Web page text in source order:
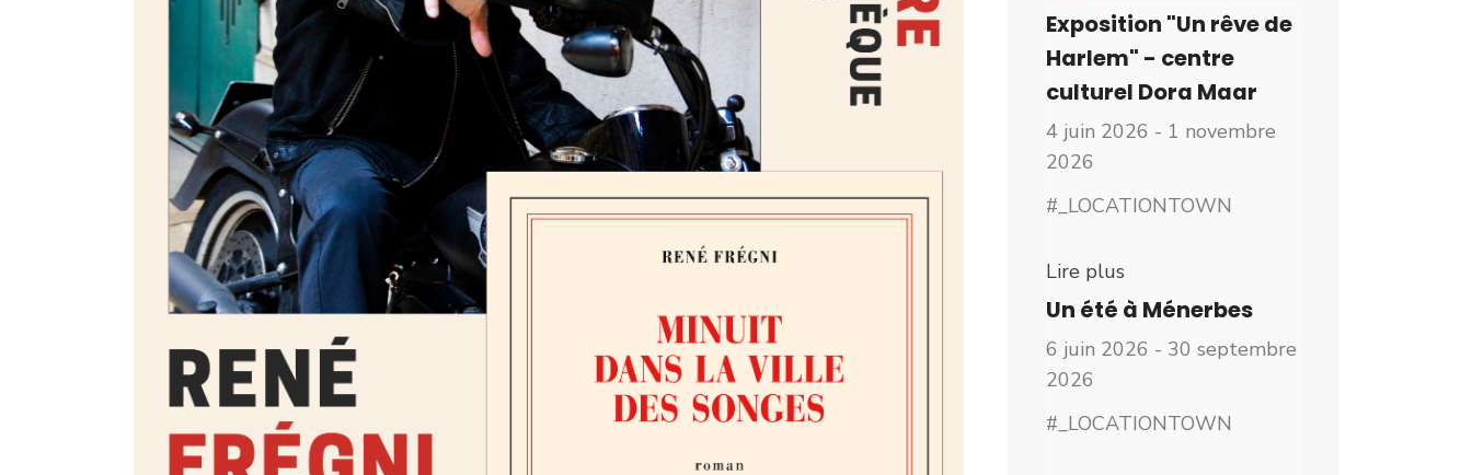
Exposition "Un rêve de
Harlem" - centre
culturel Dora Maar
4 juin 2026 - 1 novembre
2026
#_LOCATIONTOWN
Lire plus
Un été à Ménerbes
6 juin 2026 - 30 septembre
2026
#_LOCATIONTOWN